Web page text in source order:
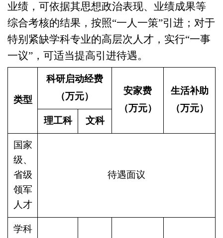
业绩，可依据其思想政治表现、业绩成果等
综合考核的结果，按照“一人一策”引进；对于
特别紧缺学科专业的高层次人才，实行“一事
一议”，可适当提高引进待遇。
类型
科研启动经费
（万元）
安家费
（万元）
生活补助
（万元）
理工科
文科
国家
级、
省级
领军
人才
待遇面议
学科